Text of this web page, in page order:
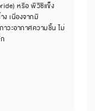
หรือ พีวีซีแข็ง
ง เนื่องจากมี
วะอากาศความชื้น ไม่